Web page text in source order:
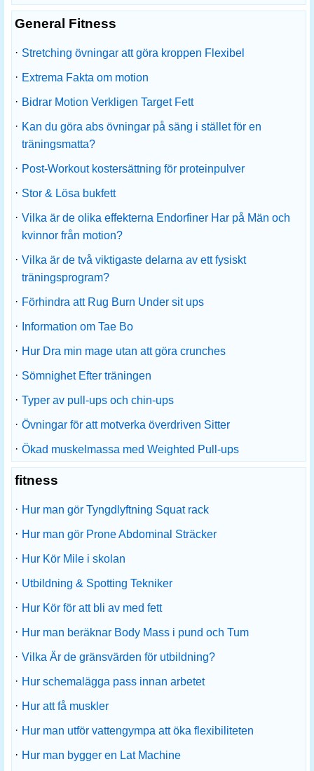
General Fitness
· Stretching övningar att göra kroppen Flexibel
· Extrema Fakta om motion
· Bidrar Motion Verkligen Target Fett
· Kan du göra abs övningar på säng i stället för en
träningsmatta?
· Post-Workout kostersättning för proteinpulver
· Stor & Lösa bukfett
· Vilka är de olika effekterna Endorfiner Har på Män och
kvinnor från motion?
· Vilka är de två viktigaste delarna av ett fysiskt
träningsprogram?
· Förhindra att Rug Burn Under sit ups
·
Information om Tae Bo
· Hur Dra min mage utan att göra crunches
· Sömnighet Efter träningen
· Typer av pull-ups och chin-ups
· Övningar för att motverka överdriven Sitter
· Ökad muskelmassa med Weighted Pull-ups
fitness
· Hur man gör Tyngdlyftning Squat rack
· Hur man gör Prone Abdominal Sträcker
· Hur Kör Mile i skolan
· Utbildning & Spotting Tekniker
· Hur Kör för att bli av med fett
· Hur man beräknar Body Mass i pund och Tum
· Vilka Är de gränsvärden för utbildning?
· Hur schemalägga pass innan arbetet
· Hur att få muskler
· Hur man utför vattengympa att öka flexibiliteten
· Hur man bygger en Lat Machine